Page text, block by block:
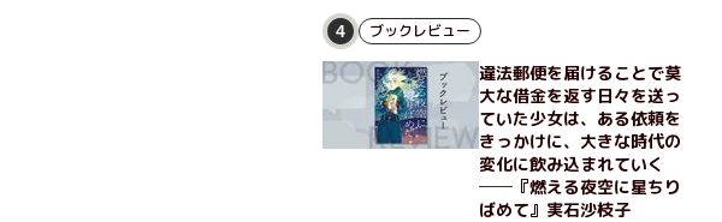
出島で見つかったある物質について博士の意見を聞
きたいという。恵弥は、まるで影のような存在の博
士とまみえることはできるのか？ そして、唄の歌
詞「かたむくマリア」に込められた秘密とは？ 謎
めいたラストが鮮烈な余韻を残すシリーズ第四作！
4 ブックレビュー
違法郵便を届けることで莫
大な借金を返す日々を送っ
ていた少女は、ある依頼を
きっかけに、大きな時代の
変化に飲み込まれていく
──『燃える夜空に星ちり
ばめて』実石沙枝子